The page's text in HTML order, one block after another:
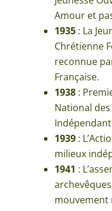
Amour et
1935 : La
Chrétienne
reconnue
Française.
1938 :
National des
1939 :
milieux
1941 :
mouvement